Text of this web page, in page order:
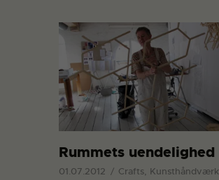
Rummets uendelighed
01.07.2012 Crafts, Kunsthåndværk